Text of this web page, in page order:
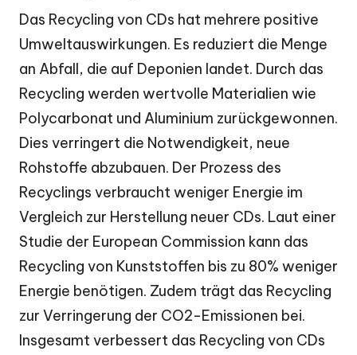
Das Recycling von CDs hat mehrere positive
Umweltauswirkungen. Es reduziert die Menge
an Abfall, die auf Deponien landet. Durch das
Recycling werden wertvolle Materialien wie
Polycarbonat und Aluminium zurückgewonnen.
Dies verringert die Notwendigkeit, neue
Rohstoffe abzubauen. Der Prozess des
Recyclings verbraucht weniger Energie im
Vergleich zur Herstellung neuer CDs. Laut einer
Studie der European Commission kann das
Recycling von Kunststoffen bis zu 80% weniger
Energie benötigen. Zudem trägt das Recycling
zur Verringerung der CO2-Emissionen bei.
Insgesamt verbessert das Recycling von CDs